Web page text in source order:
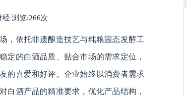
经浏览:266次
，依托非遗酿造技艺与纯粮固态发酵工
定的白酒品质、贴合市场的需求定位，
的喜爱和好评。企业始终以消费者需求
白酒产品的精准要求，优化产品结构，